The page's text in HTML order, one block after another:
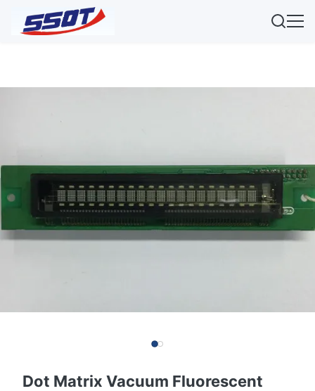
Dot Matrix Vacuum Fluorescent